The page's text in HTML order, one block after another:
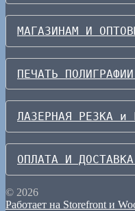
МАГАЗИНАМ И
ПЕЧАТЬ
ЛАЗЕРНАЯ РЕЗКА и
ОПЛАТА И ДОСТАВКА
© 2026
Работает на Storefront и